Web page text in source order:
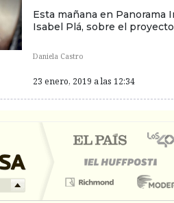
Esta mañana en Panorama
Isabel Plá, sobre el
Daniela Castro
23 enero, 2019 a las 12:34